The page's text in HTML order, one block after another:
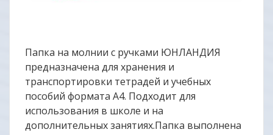
Папка на молнии с ручками ЮНЛАНДИЯ
предназначена для хранения и
транспортировки тетрадей и учебных
пособий формата А4. Подходит для
использования в школе и на
дополнительных занятиях.Папка выполнена